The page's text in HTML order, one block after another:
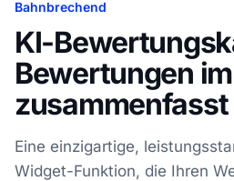
Bahnbrechend
KI-
Bewertungen
zusammenfasst
Eine einzigartige,
Widget-Funktion, die Ihren